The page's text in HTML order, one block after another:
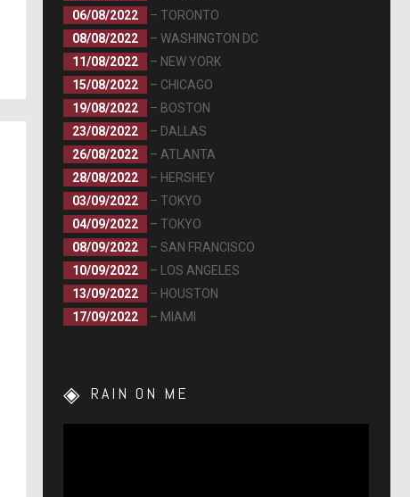
06/08/2022
– TORONTO
08/08/2022
– WASHINGTON DC
11/08/2022
– NEW YORK
15/08/2022
– CHICAGO
19/08/2022
– BOSTON
23/08/2022
– DALLAS
26/08/2022
– ATLANTA
28/08/2022
– HERSHEY
03/09/2022
– TOKYO
04/09/2022
– TOKYO
08/09/2022
– SAN FRANCISCO
10/09/2022
– LOS ANGELES
13/09/2022
– HOUSTON
17/09/2022
– MIAMI
RAIN ON ME